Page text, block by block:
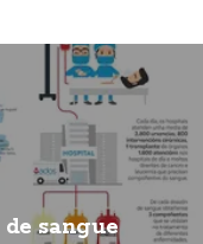
sangue